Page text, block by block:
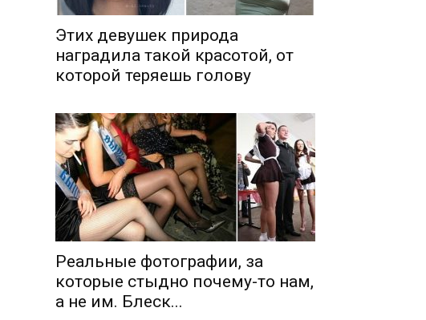
Этих девушек природа
наградила такой красотой, от
которой теряешь голову
Реальные фотографии, за
которые стыдно почему-то нам,
а не им. Блеск...